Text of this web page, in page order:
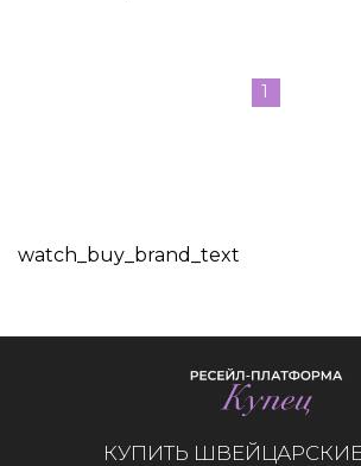
1
watch_buy_brand_text
КУПИТЬ